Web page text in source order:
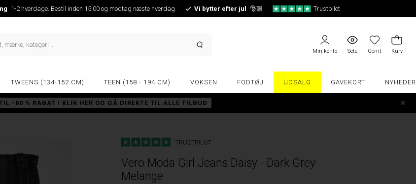
1-2 hverdage. Bestil inden 15:00 og modtag næste hverdag Vi bytter efter jul 🎅🏼 Trustpilot
Min konto Sete Gemt Kurv
TWEENS (134-152 CM) TEEN (158 - 194 CM) VOKSEN FODTØJ UDSALG GAVEKORT NYHEDER
-80 % RABAT ! KLIK HER OG GÅ DIREKTE TIL ALLE TILBUD
TRUSTPILOT
Vero Moda Girl Jeans Daisy - Dark Grey
Melange